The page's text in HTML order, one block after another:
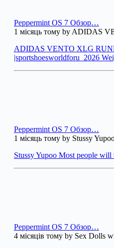
Peppermint OS 7 Обзор…
1 місяць тому by ADIDAS
ADIDAS VENTO XLG
|sportshoesworldforu_2026
Peppermint OS 7 Обзор…
1 місяць тому by Stussy
Stussy Yupoo Most people
Peppermint OS 7 Обзор…
4 місяців тому by Sex Dolls